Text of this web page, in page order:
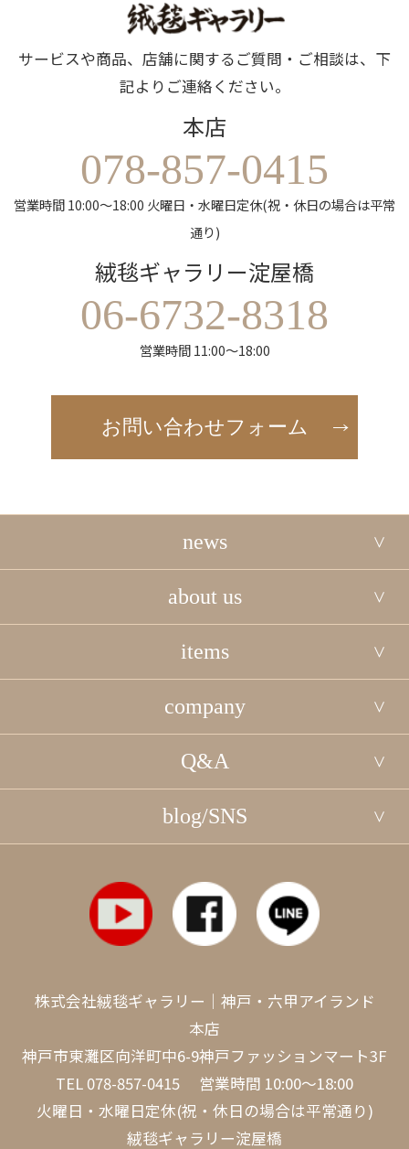
サービスや商品、店舗に関するご質問・ご相談は、下
記よりご連絡ください。
本店
078-857-0415
営業時間 10:00～18:00 火曜日・水曜日定休(祝・休日の場合は平常
通り)
絨毯ギャラリー淀屋橋
06-6732-8318
営業時間 11:00～18:00
お問い合わせフォーム
news
about us
items
company
Q&A
blog/SNS
株式会社絨毯ギャラリー｜神戸・六甲アイランド
本店
神戸市東灘区向洋町中6-9神戸ファッションマート3F
TEL 078-857-0415 営業時間 10:00～18:00
火曜日・水曜日定休(祝・休日の場合は平常通り)
絨毯ギャラリー淀屋橋